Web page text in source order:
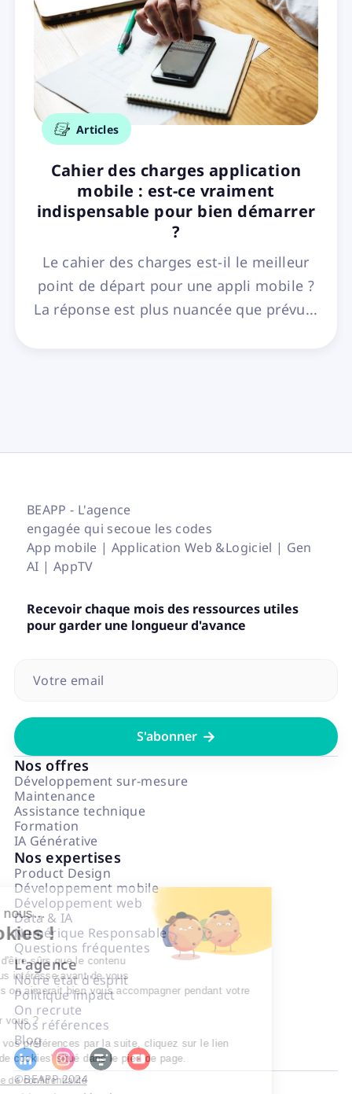
Salut c'est nous...
les Cookies !
On a attendu d'être sûrs que le contenu
de ce site vous intéresse avant de vous
déranger, mais on aimerait bien vous accompagner pendant votre
visite...
C'est OK pour vous ?
Pour modifier vos préférences par la suite, cliquez sur le lien
'Préférences de cookies' situé dans le pied de page.
Lire la politique de confidentialité
Articles
Cahier des charges application
mobile : est-ce vraiment
indispensable pour bien démarrer
?
Le cahier des charges est-il le meilleur
point de départ pour une appli mobile ?
La réponse est plus nuancée que prévu...
BEAPP - L'agence
engagée qui secoue les codes
App mobile | Application Web &Logiciel | Gen
AI | AppTV
Recevoir chaque mois des ressources utiles
pour garder une longueur d'avance

Nos offres
Développement sur-mesure
Maintenance
Assistance technique
Formation
IA Générative
Nos expertises
Product Design
Développement mobile
Développement web
Data & IA
Numérique Responsable
Questions fréquentes
L'agence
Notre état d'esprit
Politique impact
On recrute
Nos références
Blog
©BEAPP 2024